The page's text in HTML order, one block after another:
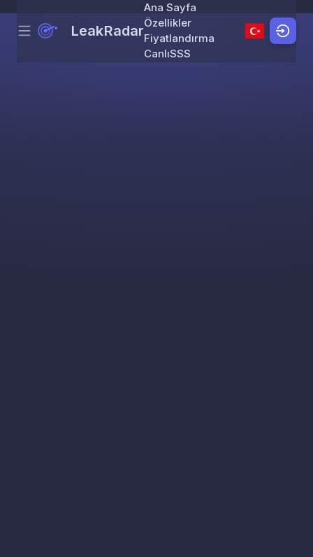
Skip to content
Menu LeakRadar
Ana Sayfa
Özellikler
Fiyatlandırma
CanlıSSS